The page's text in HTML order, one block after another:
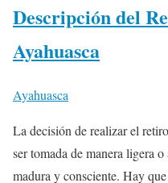
Descripción del
Ayahuasca
Ayahuasca
La decisión de realizar el
ser tomada de manera ligera
madura y consciente. Hay